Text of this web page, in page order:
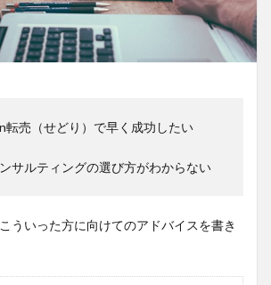
転売（せどり）で早く成功したい
サルティングの選び方がわからない
ういった方に向けてのアドバイスを書き